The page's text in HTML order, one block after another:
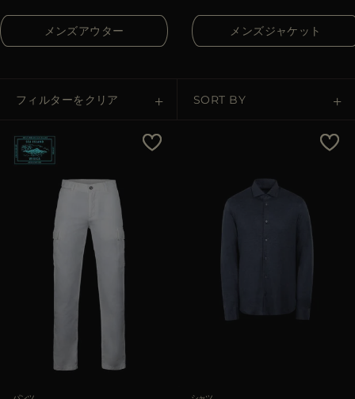
その他の国
メンズアウター メンズジャケット
フィルターをクリア SORT BY
Price Low To High
Price High To Low
Best Sellers
Most Popular